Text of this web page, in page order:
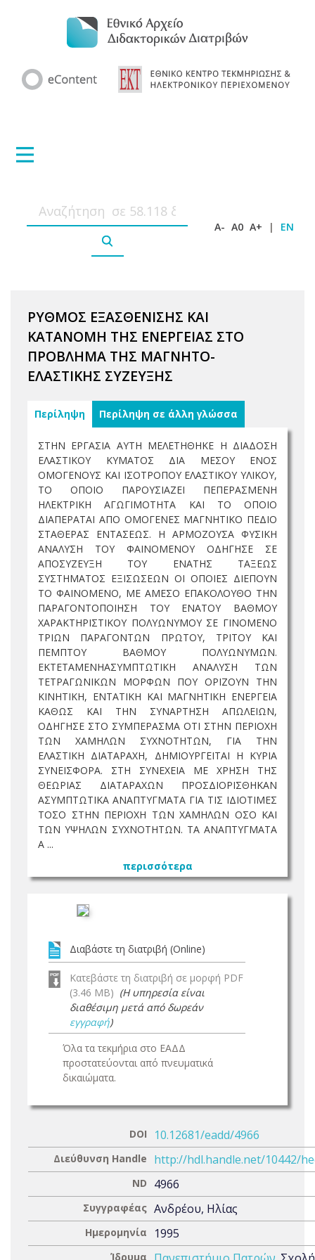
A- A0 A+ | EN
ΡΥΘΜΟΣ ΕΞΑΣΘΕΝΙΣΗΣ ΚΑΙ
ΚΑΤΑΝΟΜΗ ΤΗΣ ΕΝΕΡΓΕΙΑΣ ΣΤΟ
ΠΡΟΒΛΗΜΑ ΤΗΣ ΜΑΓΝΗΤΟ-
ΕΛΑΣΤΙΚΗΣ ΣΥΖΕΥΞΗΣ
Περίληψη Περίληψη σε άλλη γλώσσα
ΣΤΗΝ ΕΡΓΑΣΙΑ ΑΥΤΗ ΜΕΛΕΤΗΘΗΚΕ Η ΔΙΑΔΟΣΗ
ΕΛΑΣΤΙΚΟΥ ΚΥΜΑΤΟΣ ΔΙΑ ΜΕΣΟΥ ΕΝΟΣ
ΟΜΟΓΕΝΟΥΣ ΚΑΙ ΙΣΟΤΡΟΠΟΥ ΕΛΑΣΤΙΚΟΥ ΥΛΙΚΟΥ,
ΤΟ ΟΠΟΙΟ ΠΑΡΟΥΣΙΑΖΕΙ ΠΕΠΕΡΑΣΜΕΝΗ
ΗΛΕΚΤΡΙΚΗ ΑΓΩΓΙΜΟΤΗΤΑ ΚΑΙ ΤΟ ΟΠΟΙΟ
ΔΙΑΠΕΡΑΤΑΙ ΑΠΟ ΟΜΟΓΕΝΕΣ ΜΑΓΝΗΤΙΚΟ ΠΕΔΙΟ
ΣΤΑΘΕΡΑΣ ΕΝΤΑΣΕΩΣ. Η ΑΡΜΟΖΟΥΣΑ ΦΥΣΙΚΗ
ΑΝΑΛΥΣΗ ΤΟΥ ΦΑΙΝΟΜΕΝΟΥ ΟΔΗΓΗΣΕ ΣΕ
ΑΠΟΣΥΖΕΥΞΗ ΤΟΥ ΕΝΑΤΗΣ ΤΑΞΕΩΣ
ΣΥΣΤΗΜΑΤΟΣ ΕΞΙΣΩΣΕΩΝ ΟΙ ΟΠΟΙΕΣ ΔΙΕΠΟΥΝ
ΤΟ ΦΑΙΝΟΜΕΝΟ, ΜΕ ΑΜΕΣΟ ΕΠΑΚΟΛΟΥΘΟ ΤΗΝ
ΠΑΡΑΓΟΝΤΟΠΟΙΗΣΗ ΤΟΥ ΕΝΑΤΟΥ ΒΑΘΜΟΥ
ΧΑΡΑΚΤΗΡΙΣΤΙΚΟΥ ΠΟΛΥΩΝΥΜΟΥ ΣΕ ΓΙΝΟΜΕΝΟ
ΤΡΙΩΝ ΠΑΡΑΓΟΝΤΩΝ ΠΡΩΤΟΥ, ΤΡΙΤΟΥ ΚΑΙ
ΠΕΜΠΤΟΥ ΒΑΘΜΟΥ ΠΟΛΥΩΝΥΜΩΝ.
ΕΚΤΕΤΑΜΕΝΗΑΣΥΜΠΤΩΤΙΚΗ ΑΝΑΛΥΣΗ ΤΩΝ
ΤΕΤΡΑΓΩΝΙΚΩΝ ΜΟΡΦΩΝ ΠΟΥ ΟΡΙΖΟΥΝ ΤΗΝ
ΚΙΝΗΤΙΚΗ, ΕΝΤΑΤΙΚΗ ΚΑΙ ΜΑΓΝΗΤΙΚΗ ΕΝΕΡΓΕΙΑ
ΚΑΘΩΣ ΚΑΙ ΤΗΝ ΣΥΝΑΡΤΗΣΗ ΑΠΩΛΕΙΩΝ,
ΟΔΗΓΗΣΕ ΣΤΟ ΣΥΜΠΕΡΑΣΜΑ ΟΤΙ ΣΤΗΝ ΠΕΡΙΟΧΗ
ΤΩΝ ΧΑΜΗΛΩΝ ΣΥΧΝΟΤΗΤΩΝ, ΓΙΑ ΤΗΝ
ΕΛΑΣΤΙΚΗ ΔΙΑΤΑΡΑΧΗ, ΔΗΜΙΟΥΡΓΕΙΤΑΙ Η ΚΥΡΙΑ
ΣΥΝΕΙΣΦΟΡΑ. ΣΤΗ ΣΥΝΕΧΕΙΑ ΜΕ ΧΡΗΣΗ ΤΗΣ
ΘΕΩΡΙΑΣ ΔΙΑΤΑΡΑΧΩΝ ΠΡΟΣΔΙΟΡΙΣΘΗΚΑΝ
ΑΣΥΜΠΤΩΤΙΚΑ ΑΝΑΠΤΥΓΜΑΤΑ ΓΙΑ ΤΙΣ ΙΔΙΟΤΙΜΕΣ
ΤΟΣΟ ΣΤΗΝ ΠΕΡΙΟΧΗ ΤΩΝ ΧΑΜΗΛΩΝ ΟΣΟ ΚΑΙ
ΤΩΝ ΥΨΗΛΩΝ ΣΥΧΝΟΤΗΤΩΝ. ΤΑ ΑΝΑΠΤΥΓΜΑΤΑ
Α ...
περισσότερα
Διαβάστε τη διατριβή (Online)
Κατεβάστε τη διατριβή σε μορφή PDF
(3.46 MB) (Η υπηρεσία είναι
διαθέσιμη μετά από δωρεάν
εγγραφή)
Όλα τα τεκμήρια στο ΕΑΔΔ
προστατεύονται από πνευματικά
δικαιώματα.
DOI 10.12681/eadd/4966
Διεύθυνση Handle http://hdl.handle.net/10442/
ND 4966
Συγγραφέας Ανδρέου, Ηλίας
Ημερομηνία 1995
Ίδρυμα